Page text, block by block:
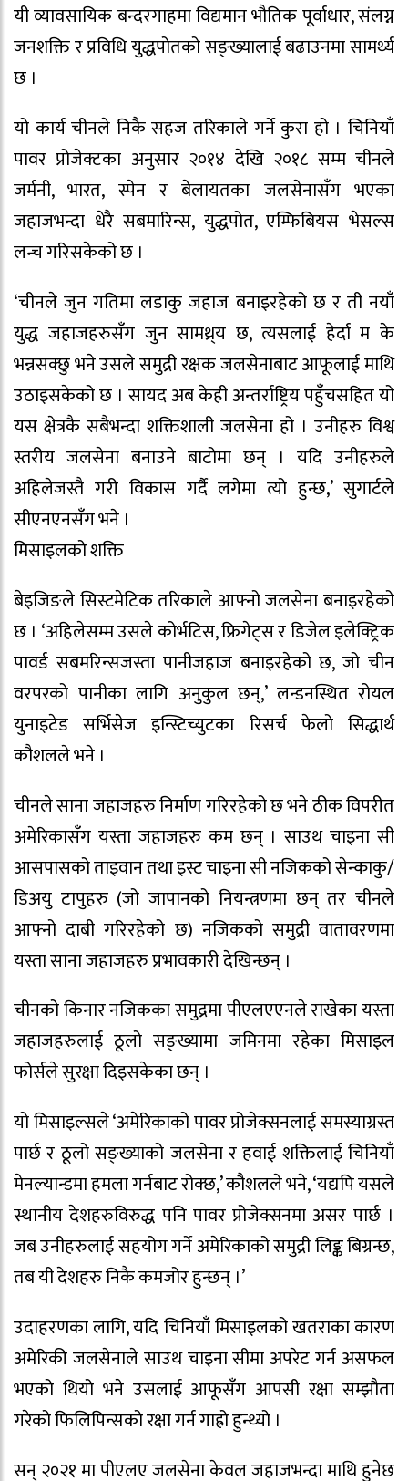
यी व्यावसायिक बन्दरगाहमा विद्यमान भौतिक पूर्वाधार, संलग्न
जनशक्ति र प्रविधि युद्धपोतको सङ्ख्यालाई बढाउनमा सामर्थ्य
छ ।
यो कार्य चीनले निकै सहज तरिकाले गर्ने कुरा हो । चिनियाँ
पावर प्रोजेक्टका अनुसार २०१४ देखि २०१८ सम्म चीनले
जर्मनी, भारत, स्पेन र बेलायतका जलसेनासँग भएका
जहाजभन्दा धेरै सबमारिन्स, युद्धपोत, एम्फिबियस भेसल्स
लन्च गरिसकेको छ ।
‘चीनले जुन गतिमा लडाकु जहाज बनाइरहेको छ र ती नयाँ
युद्ध जहाजहरुसँग जुन सामथ्र्य छ, त्यसलाई हेर्दा म के
भन्नसक्छु भने उसले समुद्री रक्षक जलसेनाबाट आफूलाई माथि
उठाइसकेको छ । सायद अब केही अन्तर्राष्ट्रिय पहुँचसहित यो
यस क्षेत्रकै सबैभन्दा शक्तिशाली जलसेना हो । उनीहरु विश्व
स्तरीय जलसेना बनाउने बाटोमा छन् । यदि उनीहरुले
अहिलेजस्तै गरी विकास गर्दै लगेमा त्यो हुन्छ,’ सुगार्टले
सीएनएनसँग भने ।
मिसाइलको शक्ति
बेइजिङले सिस्टमेटिक तरिकाले आफ्नो जलसेना बनाइरहेको
छ । ‘अहिलेसम्म उसले कोर्भटिस, फ्रिगेट्स र डिजेल इलेक्ट्रिक
पावर्ड सबमरिन्सजस्ता पानीजहाज बनाइरहेको छ, जो चीन
वरपरको पानीका लागि अनुकुल छन्,’ लन्डनस्थित रोयल
युनाइटेड सर्भिसेज इन्स्टिच्युटका रिसर्च फेलो सिद्धार्थ
कौशलले भने ।
चीनले साना जहाजहरु निर्माण गरिरहेको छ भने ठीक विपरीत
अमेरिकासँग यस्ता जहाजहरु कम छन् । साउथ चाइना सी
आसपासको ताइवान तथा इस्ट चाइना सी नजिकको सेन्काकु/
डिअयु टापुहरु (जो जापानको नियन्त्रणमा छन् तर चीनले
आफ्नो दाबी गरिरहेको छ) नजिकको समुद्री वातावरणमा
यस्ता साना जहाजहरु प्रभावकारी देखिन्छन् ।
चीनको किनार नजिकका समुद्रमा पीएलएएनले राखेका यस्ता
जहाजहरुलाई ठूलो सङ्ख्यामा जमिनमा रहेका मिसाइल
फोर्सले सुरक्षा दिइसकेका छन् ।
यो मिसाइल्सले ‘अमेरिकाको पावर प्रोजेक्सनलाई समस्याग्रस्त
पार्छ र ठूलो सङ्ख्याको जलसेना र हवाई शक्तिलाई चिनियाँ
मेनल्यान्डमा हमला गर्नबाट रोक्छ,’ कौशलले भने, ‘यद्यपि यसले
स्थानीय देशहरुविरुद्ध पनि पावर प्रोजेक्सनमा असर पार्छ ।
जब उनीहरुलाई सहयोग गर्ने अमेरिकाको समुद्री लिङ्क बिग्रन्छ,
तब यी देशहरु निकै कमजोर हुन्छन् ।’
उदाहरणका लागि, यदि चिनियाँ मिसाइलको खतराका कारण
अमेरिकी जलसेनाले साउथ चाइना सीमा अपरेट गर्न असफल
भएको थियो भने उसलाई आफूसँग आपसी रक्षा सम्झौता
गरेको फिलिपिन्सको रक्षा गर्न गाह्रो हुन्थ्यो ।
सन् २०२१ मा पीएलए जलसेना केवल जहाजभन्दा माथि हुनेछ